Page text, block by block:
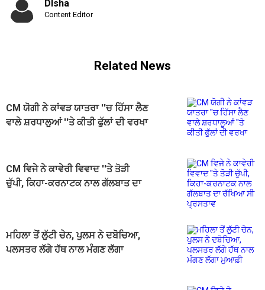
DIsha
Content Editor
Related News
CM ਯੋਗੀ ਨੇ ਕਾਂਵੜ ਯਾਤਰਾ ''ਚ ਹਿੱਸਾ ਲੈਣ
ਵਾਲੇ ਸ਼ਰਧਾਲੂਆਂ ''ਤੇ ਕੀਤੀ ਫੁੱਲਾਂ ਦੀ ਵਰਖਾ
CM ਵਿਜੇ ਨੇ ਕਾਵੇਰੀ ਵਿਵਾਦ ''ਤੇ ਤੋੜੀ
ਚੁੱਪੀ, ਕਿਹਾ-ਕਰਨਾਟਕ ਨਾਲ ਗੱਲਬਾਤ ਦਾ
ਮਹਿਲਾ ਤੋਂ ਲੁੱਟੀ ਚੇਨ, ਪੁਲਸ ਨੇ ਦਬੋਚਿਆ,
ਪਲਸਤਰ ਲੱਗੇ ਹੱਥ ਨਾਲ ਮੰਗਣ ਲੱਗਾ